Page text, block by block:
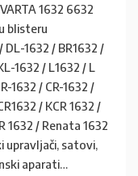
1632 6632
blisteru
1632 / BR1632 /
1632 / L1632 / L
1632 / CR-1632 /
/ KCR 1632 /
1632 / Renata 1632
upravljači, satovi,
aparati…